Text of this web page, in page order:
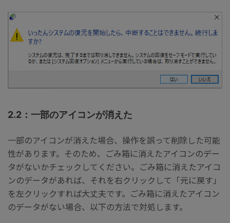
2.2：一部のアイコンが消えた
一部のアイコンが消えた場合、操作を誤って削除した可能
性があります。そのため、ごみ箱に消えたアイコンのデー
タがないかチェックしてください。ごみ箱に消えたアイコ
ンのデータがあれば、それを右クリックして「元に戻す」
を左クリックすれば大丈夫です。ごみ箱に消えたアイコン
のデータがない場合、以下の方法で対処します。